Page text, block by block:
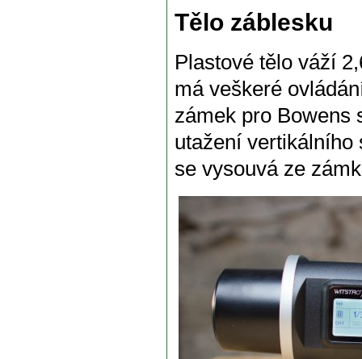
Tělo záblesku
Plastové tělo váží
má veškeré
zámek pro Bowens
utažení vertikálního
se vysouvá ze